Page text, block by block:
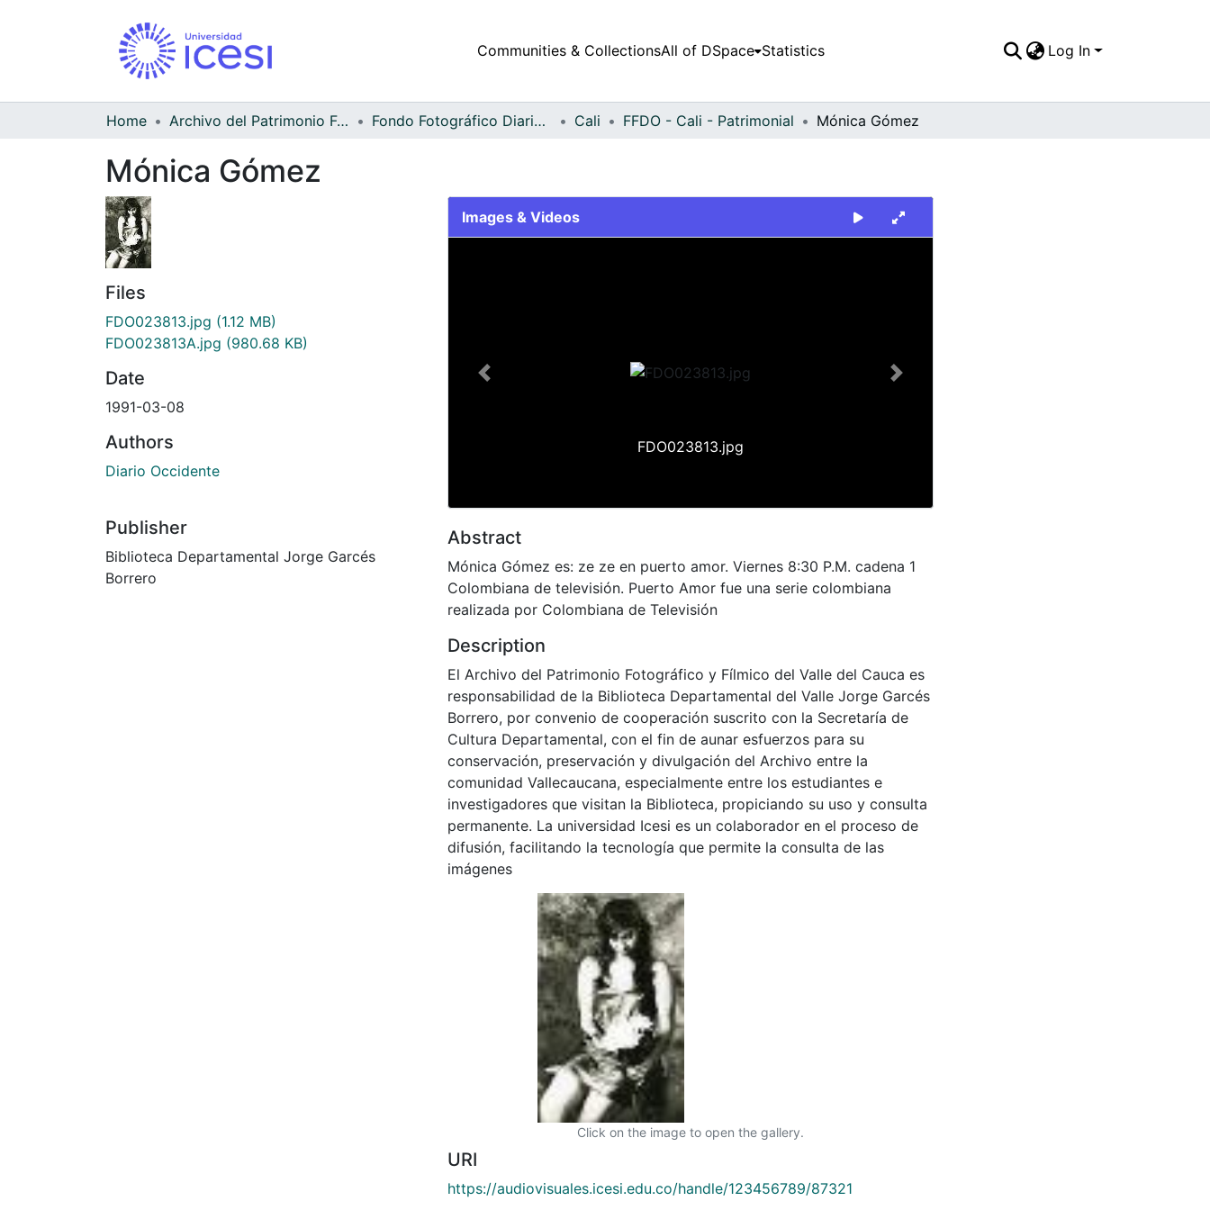
Communities & CollectionsAll of DSpace Statistics Log In
Home Archivo del Patrimonio Fotográfico y Fílmico del Valle del Cauca Fondo Fotográfico Diario Occidente Cali FFDO - Cali - Patrimonial Mónica Gómez
Mónica Gómez
Files
FDO023813.jpg (1.12 MB)
FDO023813A.jpg (980.68 KB)
Date
1991-03-08
Authors
Diario Occidente
Publisher
Biblioteca Departamental Jorge Garcés
Borrero
Images & Videos
FDO023813.jpg
Previous Next
Abstract
Mónica Gómez es: ze ze en puerto amor. Viernes 8:30 P.M. cadena 1
Colombiana de televisión. Puerto Amor fue una serie colombiana
realizada por Colombiana de Televisión
Description
El Archivo del Patrimonio Fotográfico y Fílmico del Valle del Cauca es
responsabilidad de la Biblioteca Departamental del Valle Jorge Garcés
Borrero, por convenio de cooperación suscrito con la Secretaría de
Cultura Departamental, con el fin de aunar esfuerzos para su
conservación, preservación y divulgación del Archivo entre la
comunidad Vallecaucana, especialmente entre los estudiantes e
investigadores que visitan la Biblioteca, propiciando su uso y consulta
permanente. La universidad Icesi es un colaborador en el proceso de
difusión, facilitando la tecnología que permite la consulta de las
imágenes
Click on the image to open the gallery.
URI
https://audiovisuales.icesi.edu.co/handle/123456789/87321